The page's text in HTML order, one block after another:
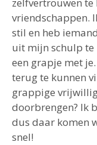
zelfvertrouwen
vriendschappen.
stil en heb
uit mijn schulp
een grapje met
terug te kunnen
grappige
doorbrengen? Ik
dus daar komen
snel!